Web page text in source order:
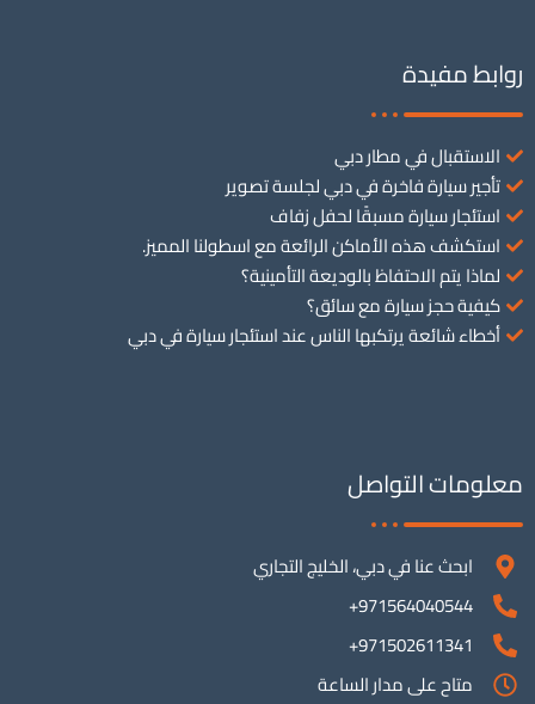
روابط مفيدة
الاستقبال في مطار دبي
تأجير سيارة فاخرة في دبي لجلسة تصوير
استئجار سيارة مسبقًا لحفل زفاف
استكشف هذه الأماكن الرائعة مع اسطولنا المميز.
لماذا يتم الاحتفاظ بالوديعة التأمينية؟
كيفية حجز سيارة مع سائق؟
أخطاء شائعة يرتكبها الناس عند استئجار سيارة في دبي
معلومات التواصل
ابحث عنا في دبي، الخليج التجاري
971564040544+
971502611341+
متاح على مدار الساعة